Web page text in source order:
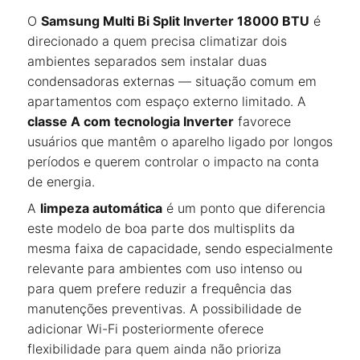
O Samsung Multi Bi Split Inverter 18000 BTU é
direcionado a quem precisa climatizar dois
ambientes separados sem instalar duas
condensadoras externas — situação comum em
apartamentos com espaço externo limitado. A
classe A com tecnologia Inverter favorece
usuários que mantêm o aparelho ligado por longos
períodos e querem controlar o impacto na conta
de energia.
A limpeza automática é um ponto que diferencia
este modelo de boa parte dos multisplits da
mesma faixa de capacidade, sendo especialmente
relevante para ambientes com uso intenso ou
para quem prefere reduzir a frequência das
manutenções preventivas. A possibilidade de
adicionar Wi-Fi posteriormente oferece
flexibilidade para quem ainda não prioriza